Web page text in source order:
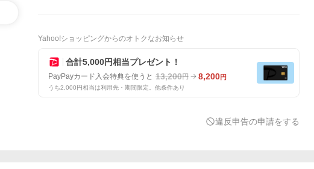
Yahoo!ショッピングからのオトクなお知らせ
合計5,000円相当プレゼント！
PayPayカード入会特典を使うと 13,200円 8,200円
うち2,000円相当は利用先・期間限定。他条件あり
違反申告の申請をする